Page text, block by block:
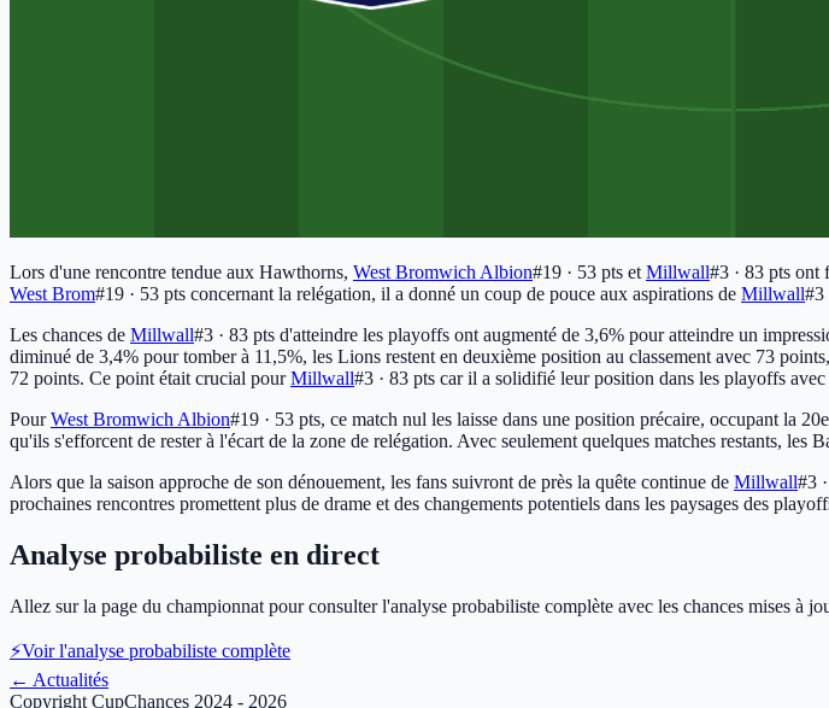
Lors d'une rencontre tendue aux Hawthorns, West Bromwich Albion#19 · 53 pts et Millwall#3 · 83 pts ont
West Brom#19 · 53 pts concernant la relégation, il a donné un coup de pouce aux aspirations de Millwall#3
Les chances de Millwall#3 · 83 pts d'atteindre les playoffs ont augmenté de 3,6% pour atteindre un
diminué de 3,4% pour tomber à 11,5%, les Lions restent en deuxième position au classement avec 73
72 points. Ce point était crucial pourMillwall#3 · 83 pts car il a solidifié leur position dans les playoffs avec
PourWest Bromwich Albion#19 · 53 pts, ce match nul les laisse dans une position précaire, occupant la
qu'ils s'efforcent de rester à l'écart de la zone de relégation. Avec seulement quelques matches restants,
Alors que la saison approche de son dénouement, les fans suivront de près la quête continue de Millwall#3
prochaines rencontres promettent plus de drame et des changements potentiels dans les paysages des
Analyse probabiliste en direct
Allez sur la page du championnat pour consulter l'analyse probabiliste complète avec les chances mises à
⚡Voir l'analyse probabiliste complète
← Actualités
Copyright CupChances 2024 - 2026